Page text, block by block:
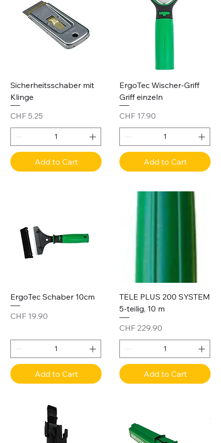
Sicherheitsschaber mit
Klinge
Price
CHF 5.25
Add to Cart
ErgoTec Wischer-Griff
Griff einzeln
Price
CHF 17.90
Add to Cart
ErgoTec Schaber 10cm
Price
CHF 19.90
Add to Cart
TELE PLUS 200 SYSTEM
5-teilig, 10 m
Price
CHF 229.90
Add to Cart